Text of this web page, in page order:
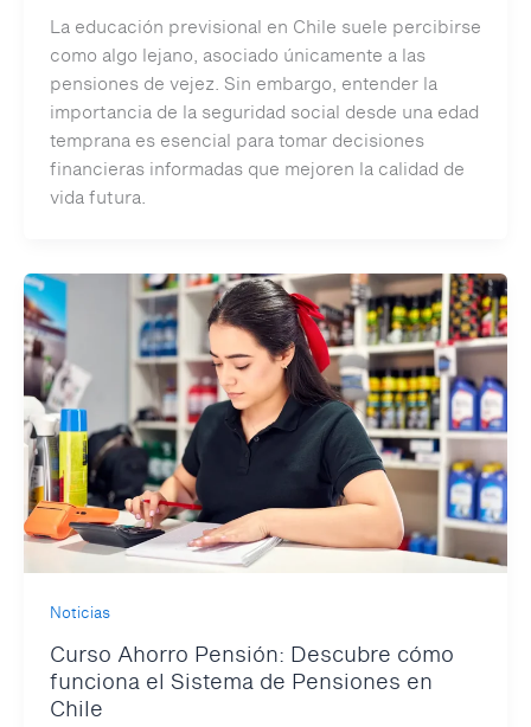
La educación previsional en Chile suele percibirse
como algo lejano, asociado únicamente a las
pensiones de vejez. Sin embargo, entender la
importancia de la seguridad social desde una edad
temprana es esencial para tomar decisiones
financieras informadas que mejoren la calidad de
vida futura.
Noticias
Curso Ahorro Pensión: Descubre cómo
funciona el Sistema de Pensiones en
Chile